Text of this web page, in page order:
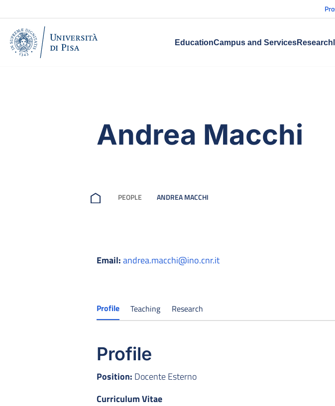
EducationCampus and ServicesResearch
Andrea Macchi
PEOPLE ANDREA MACCHI
Email:andrea.macchi@ino.cnr.it
Profile Teaching Research
Profile
Position: Docente Esterno
Curriculum Vitae